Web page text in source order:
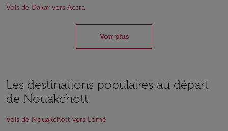
Vols de Dakar vers Accra
Voir plus
Les destinations populaires au départ
de Nouakchott
Vols de Nouakchott vers Lomé